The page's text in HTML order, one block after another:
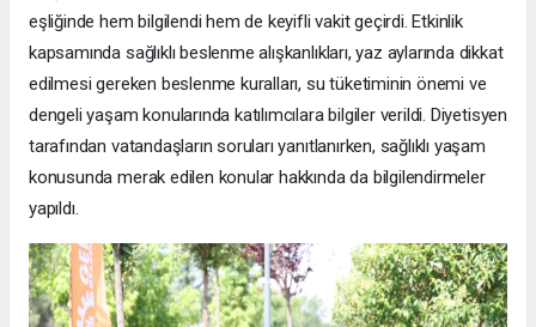
eşliğinde hem bilgilendi hem de keyifli vakit geçirdi. Etkinlik
kapsamında sağlıklı beslenme alışkanlıkları, yaz aylarında dikkat
edilmesi gereken beslenme kuralları, su tüketiminin önemi ve
dengeli yaşam konularında katılımcılara bilgiler verildi. Diyetisyen
tarafından vatandaşların soruları yanıtlanırken, sağlıklı yaşam
konusunda merak edilen konular hakkında da bilgilendirmeler
yapıldı.